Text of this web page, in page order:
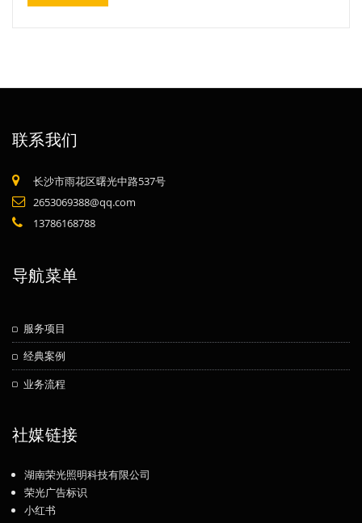
联系我们
长沙市雨花区曙光中路537号
2653069388@qq.com
13786168788
导航菜单
服务项目
经典案例
业务流程
社媒链接
湖南荣光照明科技有限公司
荣光广告标识
小红书